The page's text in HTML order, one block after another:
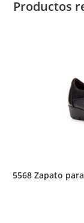
Productos
5568 Zapato